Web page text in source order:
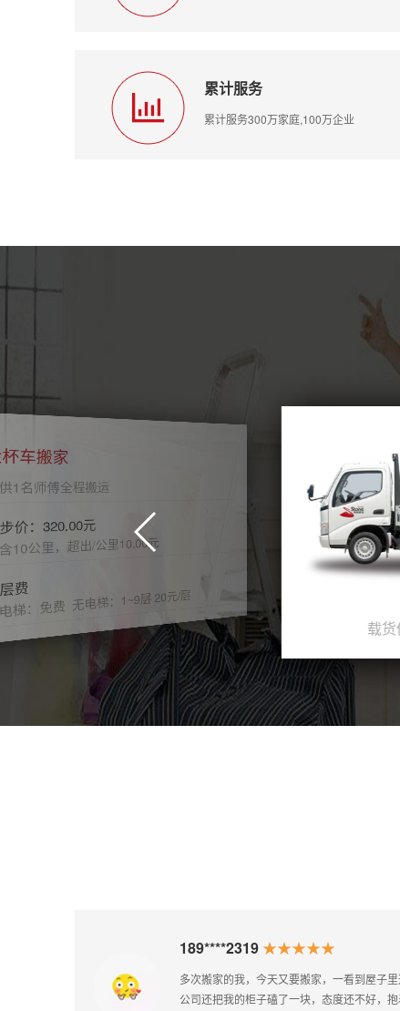
累计服务
累计服务300万家庭,100万企业
搬家
傅全程搬运
320.00元
里，超出/公里10.00元
费 无电梯：1~9层 20元/层
载货体
131****7358★★★★★
四通搬家售后服务做得非常好，柜子门安
了，但是打了电话立马就安排人过来了，